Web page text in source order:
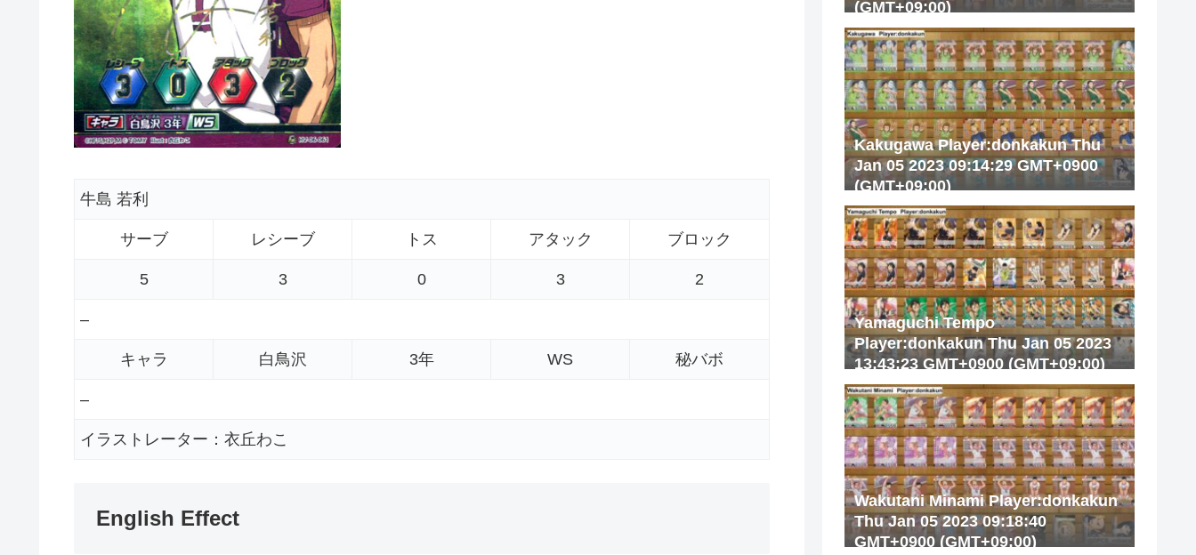
牛島 若利
サーブ レシーブ トス アタック ブロック
5 3 0 3 2
–
キャラ 白鳥沢 3年 WS 秘バボ
–
イラストレーター：衣丘わこ
English Effect
(GMT+09:00)
Kakugawa Player:donkakun Thu
Jan 05 2023 09:14:29 GMT+0900
(GMT+09:00)
Yamaguchi Tempo
Player:donkakun Thu Jan 05 2023
13:43:23 GMT+0900 (GMT+09:00)
Wakutani Minami Player:donkakun
Thu Jan 05 2023 09:18:40
GMT+0900 (GMT+09:00)